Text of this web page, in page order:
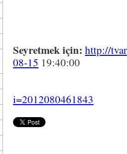
Seyretmek için: http://
08-15 19:40:00
i=2012080461843